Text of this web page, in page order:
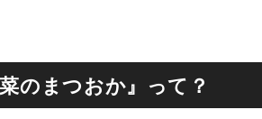
のまつおか』って？